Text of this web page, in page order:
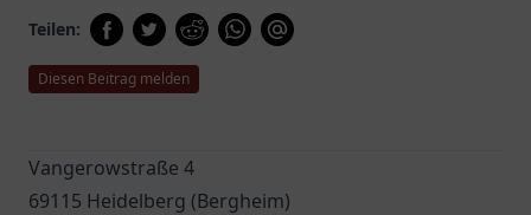
Teilen:
Diesen Beitrag melden
Vangerowstraße 4
69115 Heidelberg (Bergheim)